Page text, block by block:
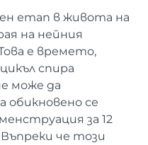
етап в живота на
на нейния
е времето,
спира
може да
обикновено се
за 12
че този